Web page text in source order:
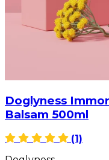
Doglyness
Balsam 500ml
(1)